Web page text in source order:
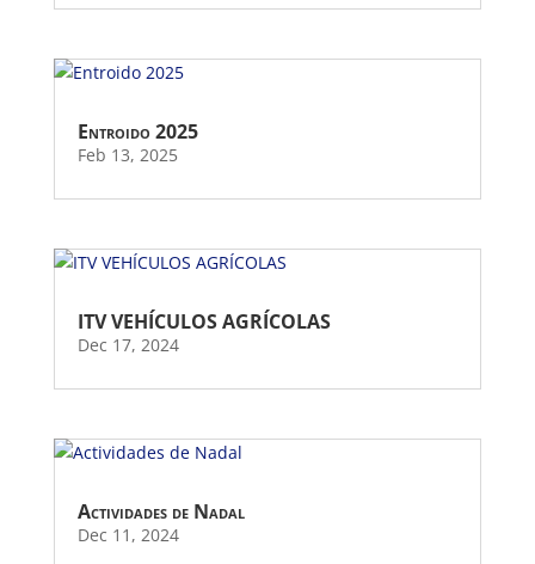
Entroido 2025
Feb 13, 2025
ITV VEHÍCULOS AGRÍCOLAS
Dec 17, 2024
Actividades de Nadal
Dec 11, 2024